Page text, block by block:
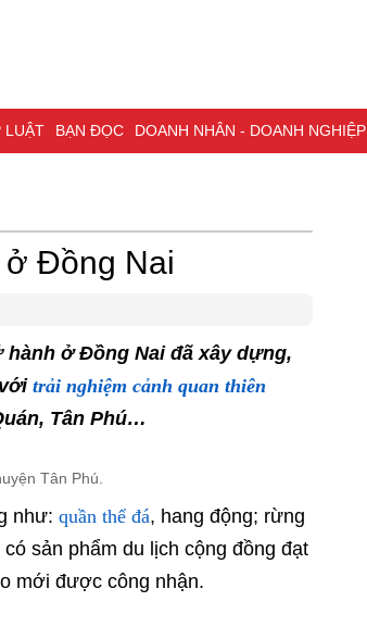
LUẬT BẠN ĐỌC DOANH NHÂN - DOANH NGHIỆP
QUYẾT 57
ở Đồng Nai
ở Đồng Nai đã xây dựng,
trải nghiệm cảnh quan thiên
Tân Phú…
Tân Phú.
như: quần thể đá, hang động; rừng
sản phẩm du lịch cộng đồng đạt
mới được công nhận.